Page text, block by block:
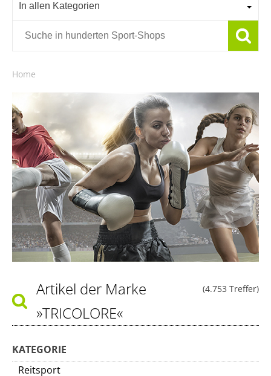
In allen Kategorien
Home
(4.753 Treffer)
Artikel der Marke
»TRICOLORE«
KATEGORIE
Reitsport